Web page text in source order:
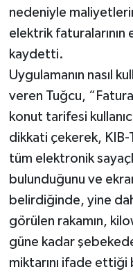
nedeniyle
elektrik faturalarının
kaydetti.
Uygulamanın nasıl
veren Tuğcu,
konut tarifesi
dikkati çekerek, KIB-
tüm elektronik
bulunduğunu ve
belirdiğinde, yine
görülen rakamın,
güne kadar
miktarını ifade ettiği